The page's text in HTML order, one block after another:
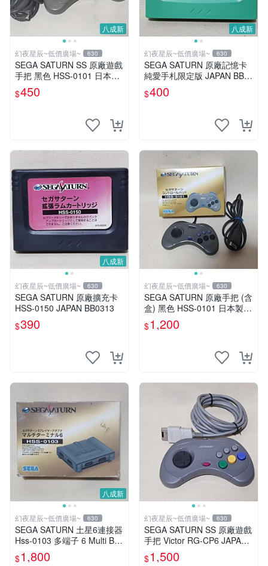
八成新
幻夜星辰~低價廣場~ 630
SEGA SATURN SS 原廠遊戲
手把 黑色 HSS-0101 日本製
BB0461
$450
八成新
幻夜星辰~低價廣場~ 630
SEGA SATURN 原廠記憶卡
純愛手札限定版 JAPAN BB0
376
$400
八成新
幻夜星辰~低價廣場~ 630
SEGA SATURN 原廠擴充卡
HSS-0150 JAPAN BB0313
$390
幻夜星辰~低價廣場~ 630
SEGA SATURN 原廠手把 (含
盒) 黑色 HSS-0101 日本製 B
B0189
$1,200
八成新
幻夜星辰~低價廣場~ 630
SEGA SATURN 土星6連接器
Hss-0103 多端子 6 Multi BB
343
$1,800
幻夜星辰~低價廣場~ 630
SEGA SATURN SS 原廠遊戲
手把 Victor RG-CP6 JAPAN
數量稀少 BB0229
$1,500